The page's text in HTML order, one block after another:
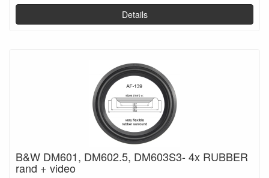
Details
B&W DM601, DM602.5, DM603S3- 4x RUBBER
rand + video